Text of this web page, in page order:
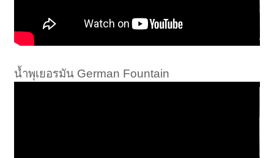
น้ำพุเยอรมัน German Fountain